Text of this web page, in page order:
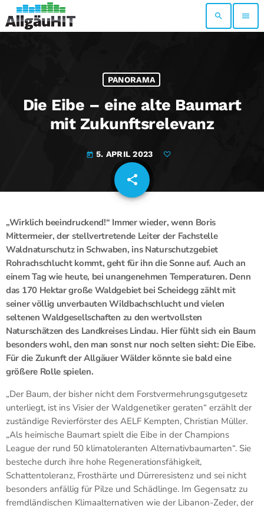
search menu
PANORAMA
Die Eibe – eine alte Baumart
mit Zukunftsrelevanz
today 5. APRIL 2023
share
email
„Wirklich beeindruckend!“ Immer wieder, wenn Boris
Mittermeier, der stellvertretende Leiter der Fachstelle
Waldnaturschutz in Schwaben, ins Naturschutzgebiet
Rohrachschlucht kommt, geht für ihn die Sonne auf. Auch an
einem Tag wie heute, bei unangenehmen Temperaturen. Denn
das 170 Hektar große Waldgebiet bei Scheidegg zählt mit
seiner völlig unverbauten Wildbachschlucht und vielen
seltenen Waldgesellschaften zu den wertvollsten
Naturschätzen des Landkreises Lindau. Hier fühlt sich ein Baum
besonders wohl, den man sonst nur noch selten sieht: Die Eibe.
Für die Zukunft der Allgäuer Wälder könnte sie bald eine
größere Rolle spielen.
„Der Baum, der bisher nicht dem Forstvermehrungsgutgesetz
unterliegt, ist ins Visier der Waldgenetiker geraten“ erzählt der
zuständige Revierförster des AELF Kempten, Christian Müller.
„Als heimische Baumart spielt die Eibe in der Champions
League der rund 50 klimatoleranten Alternativbaumarten“. Sie
besteche durch ihre hohe Regenerationsfähigkeit,
Schattentoleranz, Frosthärte und Dürreresistenz und sei nicht
besonders anfällig für Pilze und Schädlinge. Im Gegensatz zu
fremdländischen Klimaalternativen wie der Libanon-Zeder, der